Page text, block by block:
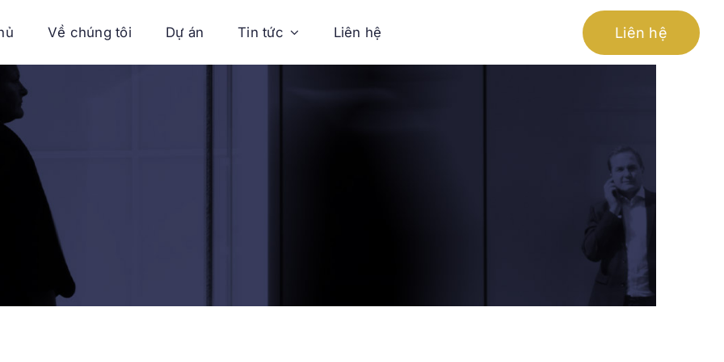
Về chúng tôi Dự án Tin tức Liên hệ Liên hệ